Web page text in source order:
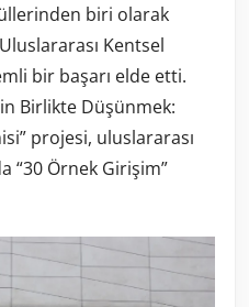
biri olarak
Kentsel
bir başarı elde etti.
Birlikte Düşünmek:
projesi, uluslararası
“30 Örnek Girişim”